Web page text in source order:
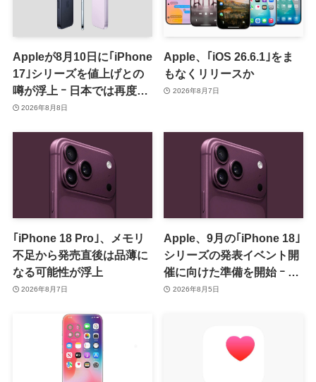
Appleが8月10日に｢iPhone
17｣シリーズを値上げとの
噂が浮上 ｰ 日本では再度値
上げの可能性も?!
2026年8月8日
Apple、｢iOS 26.6.1｣をま
もなくリリースか
2026年8月7日
｢iPhone 18 Pro｣、メモリ
不足から発売直後は品薄に
なる可能性が浮上
2026年8月7日
Apple、9月の｢iPhone 18｣
シリーズの発表イベント開
催に向けた準備を開始 ｰ 9
月8日か9月9日に開催見込
2026年8月5日